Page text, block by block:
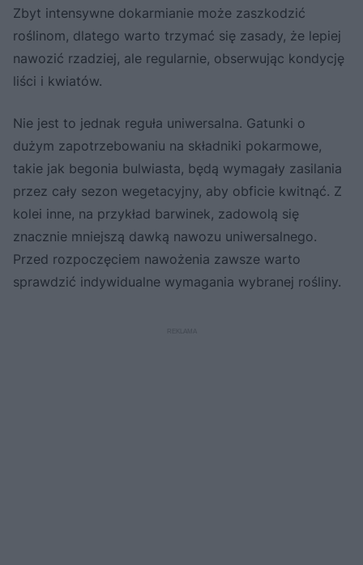
Zbyt intensywne dokarmianie może zaszkodzić
roślinom, dlatego warto trzymać się zasady, że lepiej
nawozić rzadziej, ale regularnie, obserwując kondycję
liści i kwiatów.
Nie jest to jednak reguła uniwersalna. Gatunki o
dużym zapotrzebowaniu na składniki pokarmowe,
takie jak begonia bulwiasta, będą wymagały zasilania
przez cały sezon wegetacyjny, aby obficie kwitnąć. Z
kolei inne, na przykład barwinek, zadowolą się
znacznie mniejszą dawką nawozu uniwersalnego.
Przed rozpoczęciem nawożenia zawsze warto
sprawdzić indywidualne wymagania wybranej rośliny.